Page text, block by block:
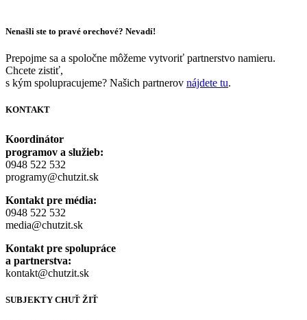
Nenašli ste to pravé orechové? Nevadí!
Prepojme sa a spoločne môžeme vytvoriť partnerstvo namieru.
Chcete zistiť,
s kým spolupracujeme? Našich partnerov nájdete tu.
KONTAKT
Koordinátor
programov a služieb:
0948 522 532
programy@chutzit.sk
Kontakt pre média:
0948 522 532
media@chutzit.sk
Kontakt pre spolupráce
a partnerstva:
kontakt@chutzit.sk
SUBJEKTY CHUŤ ŽIŤ​